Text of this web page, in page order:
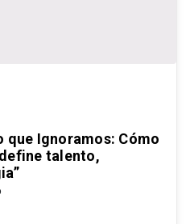
que Ignoramos: Cómo
talento,